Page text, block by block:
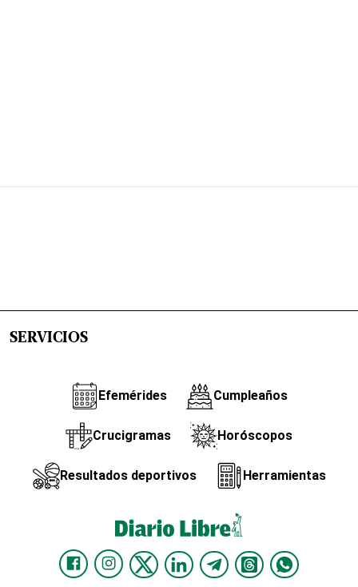
SERVICIOS
Efemérides Cumpleaños
Crucigramas Horóscopos
Resultados deportivos Herramientas